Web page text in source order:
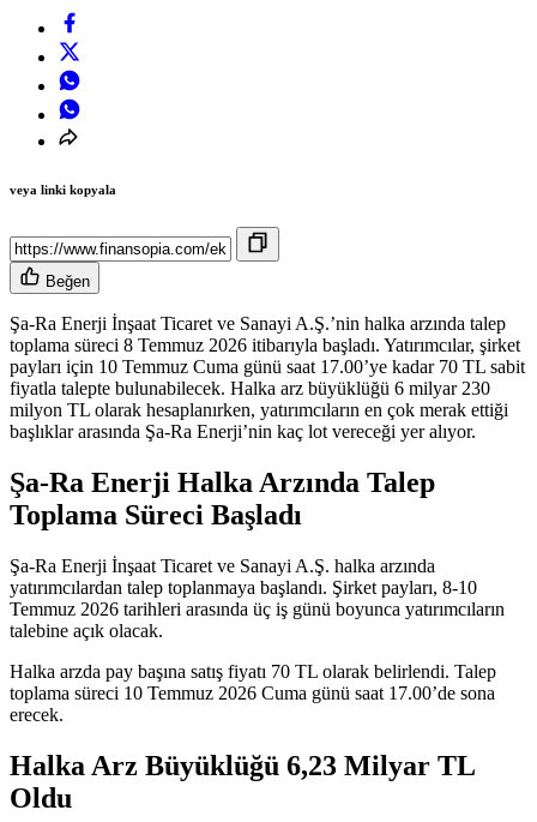
veya linki kopyala
Beğen
Şa-Ra Enerji İnşaat Ticaret ve Sanayi A.Ş.’nin halka arzında talep
toplama süreci 8 Temmuz 2026 itibarıyla başladı. Yatırımcılar, şirket
payları için 10 Temmuz Cuma günü saat 17.00’ye kadar 70 TL sabit
fiyatla talepte bulunabilecek. Halka arz büyüklüğü 6 milyar 230
milyon TL olarak hesaplanırken, yatırımcıların en çok merak ettiği
başlıklar arasında Şa-Ra Enerji’nin kaç lot vereceği yer alıyor.
Şa-Ra Enerji Halka Arzında Talep
Toplama Süreci Başladı
Şa-Ra Enerji İnşaat Ticaret ve Sanayi A.Ş. halka arzında
yatırımcılardan talep toplanmaya başlandı. Şirket payları, 8-10
Temmuz 2026 tarihleri arasında üç iş günü boyunca yatırımcıların
talebine açık olacak.
Halka arzda pay başına satış fiyatı 70 TL olarak belirlendi. Talep
toplama süreci 10 Temmuz 2026 Cuma günü saat 17.00’de sona
erecek.
Halka Arz Büyüklüğü 6,23 Milyar TL
Oldu